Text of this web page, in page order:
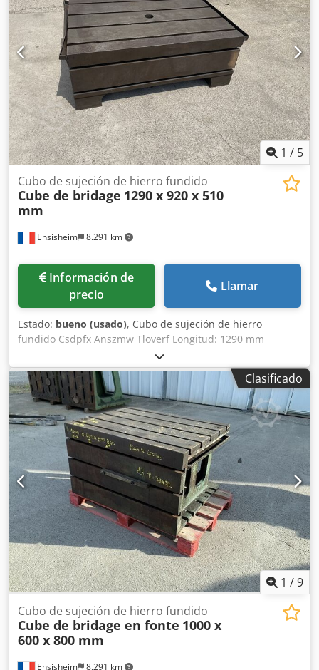
1 / 5
Ensisheim 8.291 km
Cubo de sujeción de hierro fundido
Cube de bridage 1290 x 920 x 510
mm
Información de
precio
Llamar
Estado: bueno (usado), Cubo de sujeción de hierro
fundido Csdpfx Anszmw Tloverf Longitud: 1290 mm
Anchura: 920 mm Altura: 510 mm Dimensiones de las
ranuras en T: 42 x 25 mm 2 caras con ranuras Peso:
aproximadamente 1 tonelada
Clasificado
1 /9
Ensisheim 8.291 km
Cubo de sujeción de hierro fundido
Cube de bridage en fonte 1000 x
600 x 800 mm